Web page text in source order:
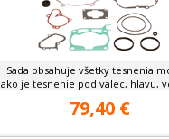
Sada obsahuje všetky tesnenia
ako je tesnenie pod valec, hlavu,
79,40 €